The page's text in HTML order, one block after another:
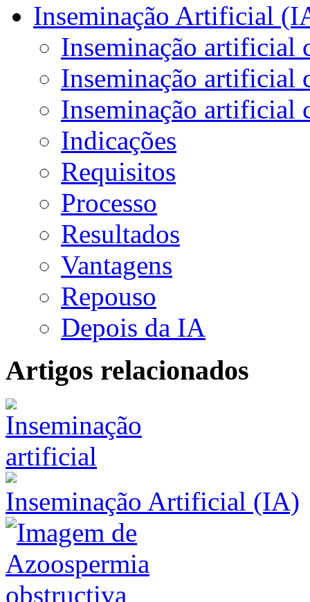
Inseminação Artificial
Inseminação artificial
Inseminação artificial
Inseminação artificial
Indicações
Requisitos
Processo
Resultados
Vantagens
Repouso
Depois da IA
Artigos relacionados
Inseminação Artificial (IA)